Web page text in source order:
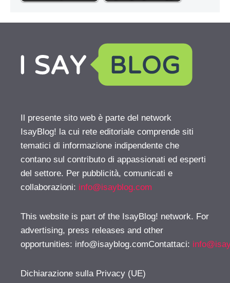
Il presente sito web è parte del network
IsayBlog! la cui rete editoriale comprende siti
tematici di informazione indipendente che
contano sul contributo di appassionati ed esperti
del settore. Per pubblicità, comunicati e
collaborazioni: info@isayblog.com
This website is part of the IsayBlog! network. For
advertising, press releases and other
opportunities: info@isayblog.comContattaci:
Dichiarazione sulla Privacy (UE)